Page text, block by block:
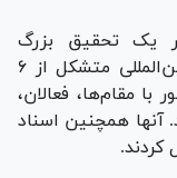
یک تحقیق بزرگ
بین‌المللی فاش شده است. یک گروه بین‌المللی متشکل از ۶
بیش از ۱۰۰ مصاحبه در ۹ کشور با مقام‌ها، فعالان،
آنها همچنین اسناد
کردند.